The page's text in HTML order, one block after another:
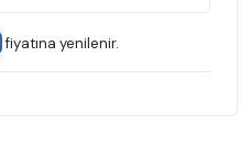
fiyatına yenilenir.